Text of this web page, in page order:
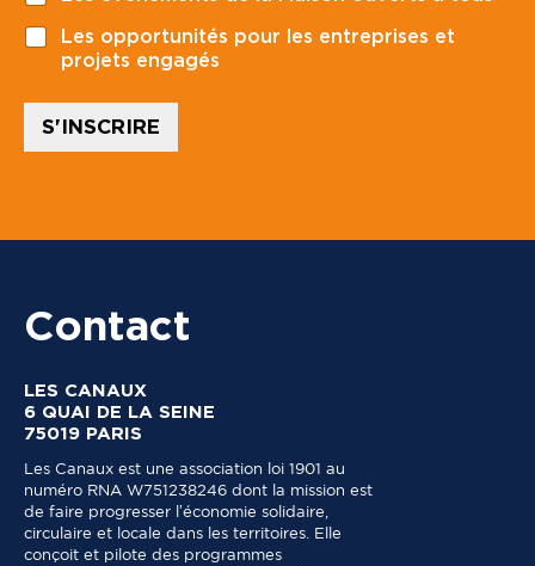
d
r
s
o
t
a
Les opportunités pour les entreprises et
projets engagés
S'INSCRIRE
Contact
LES CANAUX
6 QUAI DE LA SEINE
75019 PARIS
Les Canaux est une association loi 1901 au
numéro RNA W751238246 dont la mission est
de faire progresser l’économie solidaire,
circulaire et locale dans les territoires. Elle
conçoit et pilote des programmes